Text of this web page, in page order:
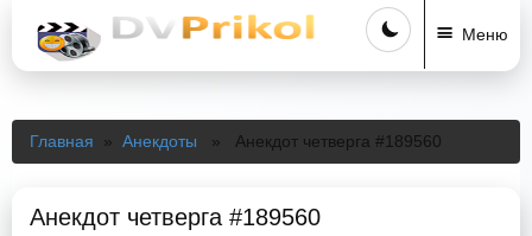
Меню
Главная » Анекдоты » Анекдот четверга #189560
Анекдот четверга #189560